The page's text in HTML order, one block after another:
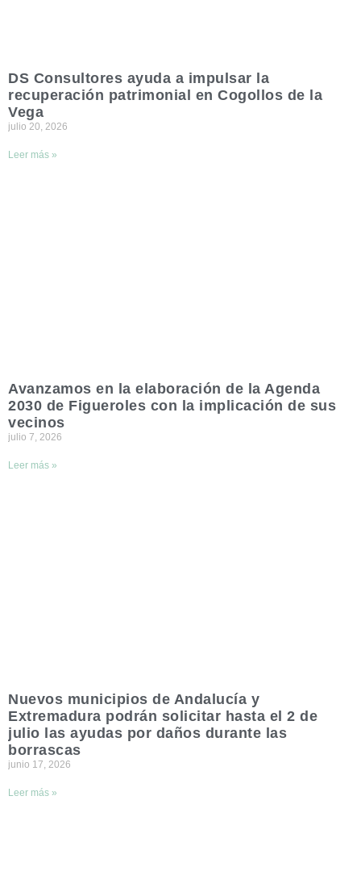
DS Consultores ayuda a impulsar la
recuperación patrimonial en Cogollos de la
Vega
julio 20, 2026
Leer más »
Avanzamos en la elaboración de la Agenda
2030 de Figueroles con la implicación de sus
vecinos
julio 7, 2026
Leer más »
Nuevos municipios de Andalucía y
Extremadura podrán solicitar hasta el 2 de
julio las ayudas por daños durante las
borrascas
junio 17, 2026
Leer más »